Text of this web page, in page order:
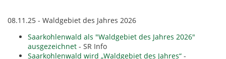
08.11.25 - Waldgebiet des Jahres 2026
Saarkohlenwald als "Waldgebiet des Jahres 2026"
ausgezeichnet - SR Info
Saarkohlenwald wird „Waldgebiet des Jahres“ -